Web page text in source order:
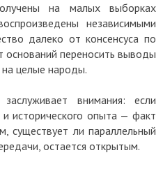
на малых выборках
независимыми
далеко от консенсуса по
оснований переносить выводы
на целые народы.
внимания: если
исторического опыта — факт
существует ли параллельный
остается открытым.